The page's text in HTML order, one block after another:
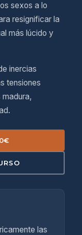
sexos a lo
resignificar la
más lúcido y
inercias
tensiones
madura,
las